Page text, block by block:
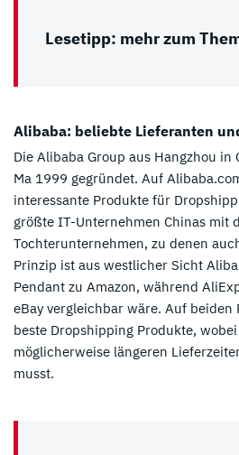
Lesetipp: mehr zum
Alibaba: beliebte Lieferanten
Die Alibaba Group aus Hangzhou in
Ma 1999 gegründet. Auf
interessante Produkte für
größte IT-Unternehmen Chinas mit
Tochterunternehmen, zu denen
Prinzip ist aus westlicher Sicht
Pendant zu Amazon, während
eBay vergleichbar wäre. Auf beiden
beste Dropshipping Produkte,
möglicherweise längeren
musst.